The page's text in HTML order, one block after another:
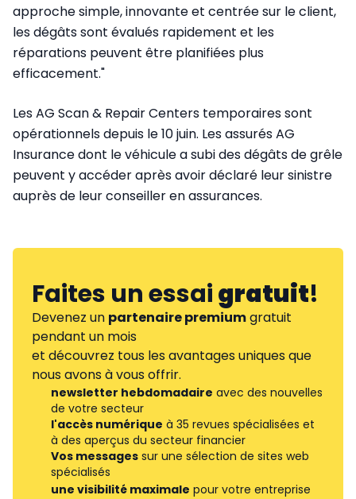
approche simple, innovante et centrée sur le client,
les dégâts sont évalués rapidement et les
réparations peuvent être planifiées plus
efficacement."
Les AG Scan & Repair Centers temporaires sont
opérationnels depuis le 10 juin. Les assurés AG
Insurance dont le véhicule a subi des dégâts de grêle
peuvent y accéder après avoir déclaré leur sinistre
auprès de leur conseiller en assurances.
Faites un essaigratuit!
Devenez un partenaire premiumgratuit
pendant un mois
et découvrez tous les avantages uniques que
nous avons à vous offrir.
newsletter hebdomadaire avec des nouvelles
de votre secteur
l'accès numérique à 35 revues spécialisées et
à des aperçus du secteur financier
Vos messages sur une sélection de sites web
spécialisés
une visibilité maximale pour votre entreprise